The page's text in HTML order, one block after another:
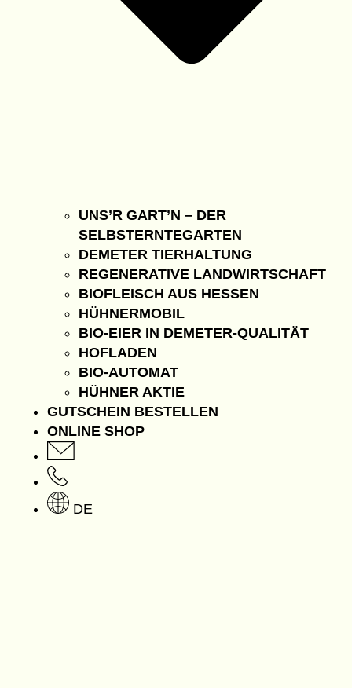
UNS’R GART’N – DER
SELBSTERNTEGARTEN
DEMETER TIERHALTUNG
REGENERATIVE LANDWIRTSCHAFT
BIOFLEISCH AUS HESSEN
HÜHNERMOBIL
BIO-EIER IN DEMETER-QUALITÄT
HOFLADEN
BIO-AUTOMAT
HÜHNER AKTIE
GUTSCHEIN BESTELLEN
ONLINE SHOP
DE